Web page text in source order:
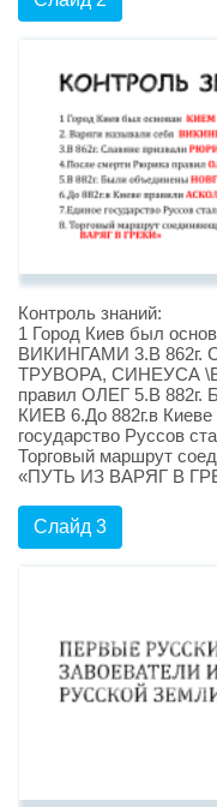
Контроль знаний:
1 Город Киев был
ВИКИНГАМИ 3.В 862г.
ТРУВОРА, СИНЕУСА
правил ОЛЕГ 5.В
КИЕВ 6.До 882г.в
государство Руссов
Торговый маршрут
«ПУТЬ ИЗ ВАРЯГ В
Слайд 3